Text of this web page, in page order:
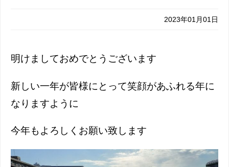
2023年01月01日
明けましておめでとうございます
新しい一年が皆様にとって笑顔があふれる年に
なりますように
今年もよろしくお願い致します